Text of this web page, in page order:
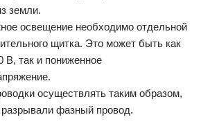
земли.
освещение необходимо отдельной
щитка. Это может быть как
В, так и пониженное
осуществлять таким образом,
фазный провод.